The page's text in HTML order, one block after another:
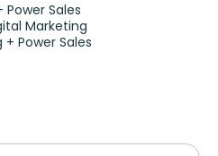
Power Sales
Marketing
Power Sales